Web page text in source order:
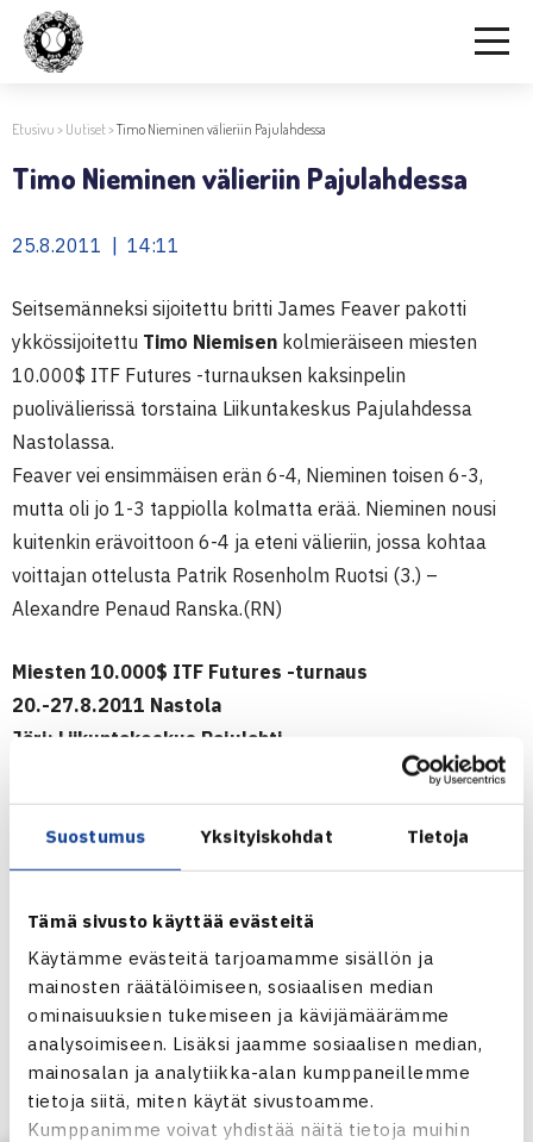
Suostumus Yksityiskohdat Tietoja
Tämä sivusto käyttää evästeitä
Käytämme evästeitä tarjoamamme sisällön ja
mainosten räätälöimiseen, sosiaalisen median
ominaisuuksien tukemiseen ja kävijämäärämme
analysoimiseen. Lisäksi jaamme sosiaalisen median,
mainosalan ja analytiikka-alan kumppaneillemme
tietoja siitä, miten käytät sivustoamme.
Kumppanimme voivat yhdistää näitä tietoja muihin
Etusivu > Uutiset>Timo Nieminen välieriin Pajulahdessa
Timo Nieminen välieriin Pajulahdessa
25.8.2011 | 14:11
Seitsemänneksi sijoitettu britti James Feaver pakotti
ykkössijoitettu Timo Niemisen kolmieräiseen miesten
10.000$ ITF Futures -turnauksen kaksinpelin
puolivälierissä torstaina Liikuntakeskus Pajulahdessa
Nastolassa.
Feaver vei ensimmäisen erän 6-4, Nieminen toisen 6-3,
mutta oli jo 1-3 tappiolla kolmatta erää. Nieminen nousi
kuitenkin erävoittoon 6-4 ja eteni välieriin, jossa kohtaa
voittajan ottelusta Patrik Rosenholm Ruotsi (3.) –
Alexandre Penaud Ranska.(RN)
Miesten 10.000$ ITF Futures -turnaus
20.-27.8.2011 Nastola
Järj: Liikuntakeskus Pajulahti
Puolivälieriä: Timo Nieminen (1.) – James Feaver Britannia
(7.) 46 63 64